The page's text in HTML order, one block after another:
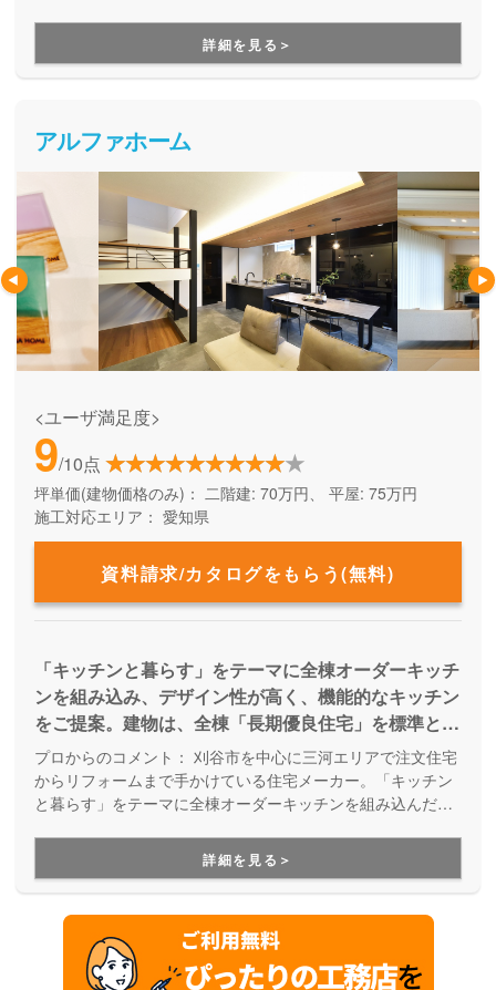
詳細を見る＞
アルファホーム
<ユーザ満足度>
9/10点
坪単価(建物価格のみ)： 二階建: 70万円、 平屋: 75万円
施工対応エリア： 愛知県
資料請求/カタログをもらう(無料)
「キッチンと暮らす」をテーマに全棟オーダーキッチ
ンを組み込み、デザイン性が高く、機能的なキッチン
をご提案。建物は、全棟「長期優良住宅」を標準と
し、末永く快適に暮らせる家、そしてメンテナンスの
しやすい家をつくります。 予算を抑えて、内装はお
洒落に、構造も頑丈で、省エネで断熱性の高い家がい
プロからのコメント： 刈谷市を中心に三河エリアで注文住宅
からリフォームまで手かけている住宅メーカー。「キッチン
と暮らす」をテーマに全棟オーダーキッチンを組み込んだ家
に、一棟づつ丁寧な家づくり。手が届く価格でオーダーキッ
チンを組み込んだ理想の家を建てられる点が大きな強みで
す。
詳細を見る＞